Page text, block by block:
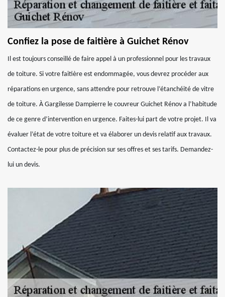
Confiez la pose de faitière à Guichet Rénov
Il est toujours conseillé de faire appel à un professionnel pour les travaux
de toiture. Si votre faitière est endommagée, vous devrez procéder aux
réparations en urgence, sans attendre pour retrouve l’étanchéité de vitre
de toiture. À Gargilesse Dampierre le couvreur Guichet Rénov a l’habitude
de ce genre d’intervention en urgence. Faites-lui part de votre projet. Il va
évaluer l’état de votre toiture et va élaborer un devis relatif aux travaux.
Contactez-le pour plus de précision sur ses offres et ses tarifs. Demandez-
lui un devis.